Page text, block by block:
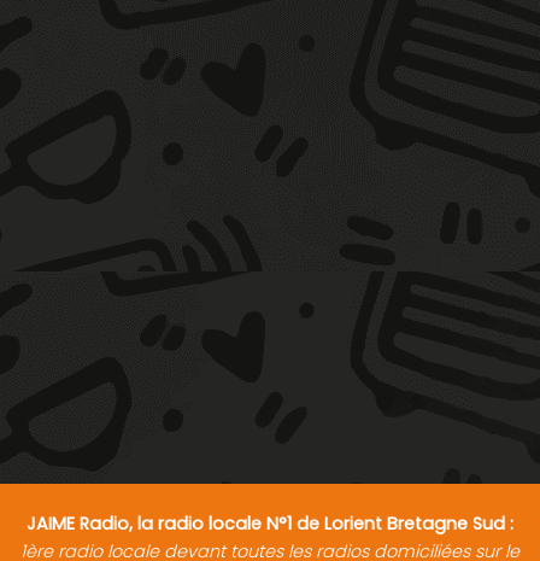
JAIME Radio, la radio locale N°1 de Lorient Bretagne Sud :
1ère radio locale devant toutes les radios domiciliées sur le